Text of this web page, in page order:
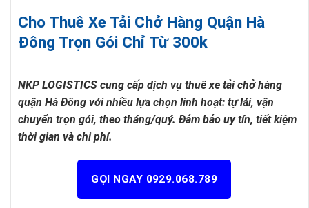
Cho Thuê Xe Tải Chở Hàng Quận Hà
Đông Trọn Gói Chỉ Từ 300k
NKP LOGISTICS cung cấp dịch vụ thuê xe tải chở hàng
quận Hà Đông với nhiều lựa chọn linh hoạt: tự lái, vận
chuyển trọn gói, theo tháng/quý. Đảm bảo uy tín, tiết kiệm
thời gian và chi phí.
GỌI NGAY 0929.068.789